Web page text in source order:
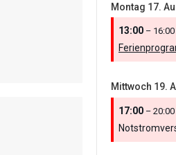
Montag 17.
13:00 – 16:00
Mittwoch 19.
17:00 – 20:00